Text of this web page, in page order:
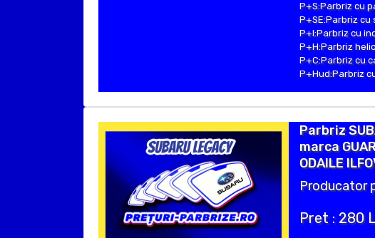
P+S:Parbriz cu
P+SE:Parbriz cu
P+I:Parbriz cu
P+H:Parbriz
P+C:Parbriz cu
P+Hud:Parbriz
Parbriz
marca
ODAILE
Producator
Pret : 280